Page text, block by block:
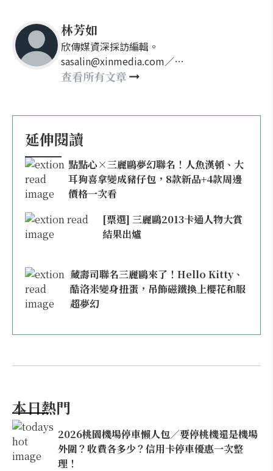
林芳如
欣傳媒資深採訪編輯。
sasalin@xinmedia.com／
happy21917@gmail.com
查看所有文章
延伸閱讀
點點心×三麗鷗夢幻聯名！人魚漢頓、大
耳狗喜拿變成豬仔包，8款新品+4款周邊
價格一次看
[票選] 三麗鷗2013卡通人物大賞
結果出爐
藏壽司聯名三麗鷗來了！Hello Kitty、
酷洛米變身扭蛋，吊飾磁鐵換上櫻花和服
超夢幻
本日熱門
2026桃園機場停車懶人包／要停桃機還是機場
外圍？收費各多少？信用卡停車優惠一次整
理！